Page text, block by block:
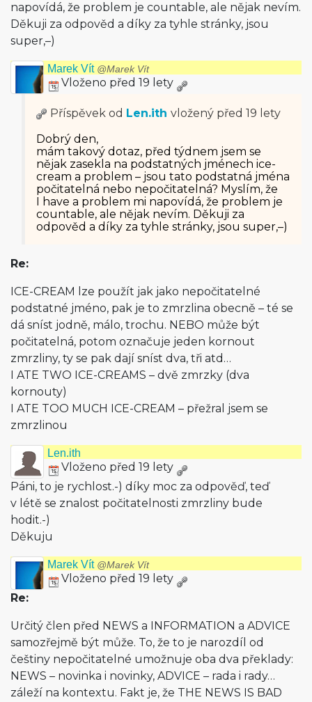
napovídá, že problem je countable, ale nějak nevím.
Děkuji za odpověd a díky za tyhle stránky, jsou
super,–)
Marek Vít @Marek Vít
Vloženo před 19 lety
Příspěvek od Len.ith vložený před 19 lety
Dobrý den,
mám takový dotaz, před týdnem jsem se
nějak zasekla na podstatných jménech ice-
cream a problem – jsou tato podstatná jména
počitatelná nebo nepočitatelná? Myslím, že
I have a problem mi napovídá, že problem je
countable, ale nějak nevím. Děkuji za
odpověd a díky za tyhle stránky, jsou super,–)
Re:
ICE-CREAM lze použít jak jako nepočitatelné
podstatné jméno, pak je to zmrzlina obecně – té se
dá sníst jodně, málo, trochu. NEBO může být
počitatelná, potom označuje jeden kornout
zmrzliny, ty se pak dají sníst dva, tři atd…
I ATE TWO ICE-CREAMS – dvě zmrzky (dva
kornouty)
I ATE TOO MUCH ICE-CREAM – přežral jsem se
zmrzlinou
Len.ith
Vloženo před 19 lety
Páni, to je rychlost.-) díky moc za odpověď, teď
v létě se znalost počitatelnosti zmrzliny bude
hodit.-)
Děkuju
Marek Vít @Marek Vít
Vloženo před 19 lety
Re:
Určitý člen před NEWS a INFORMATION a ADVICE
samozřejmě být může. To, že to je narozdíl od
češtiny nepočitatelné umožnuje oba dva překlady:
NEWS – novinka i novinky, ADVICE – rada i rady…
záleží na kontextu. Fakt je, že THE NEWS IS BAD